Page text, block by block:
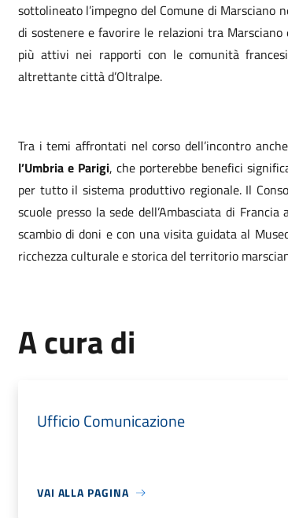
sottolineato l’impegno del Comune di Marsciano
di sostenere e favorire le relazioni tra
più attivi nei rapporti con le comunità
altrettante città d’Oltralpe.
Tra i temi affrontati nel corso dell’incontro
l’Umbria e Parigi, che porterebbe benefici
per tutto il sistema produttivo regionale. Il
scuole presso la sede dell’Ambasciata di
scambio di doni e con una visita guidata al
ricchezza culturale e storica del territorio
A cura di
Ufficio Comunicazione
VAI ALLA PAGINA